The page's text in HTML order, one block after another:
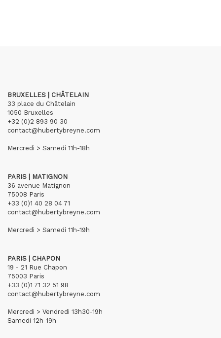
BRUXELLES | CHÂTELAIN
33 place du Châtelain
1050 Bruxelles
+32 (0)2 893 90 30
contact@hubertybreyne.com
Mercredi > Samedi 11h-18h
PARIS | MATIGNON
36 avenue Matignon
75008 Paris
+33 (0)1 40 28 04 71
contact@hubertybreyne.com
Mercredi > Samedi 11h-19h
PARIS | CHAPON
19 - 21 Rue Chapon
75003 Paris
+33 (0)1 71 32 51 98
contact@hubertybreyne.com
Mercredi > Vendredi 13h30-19h
Samedi 12h-19h